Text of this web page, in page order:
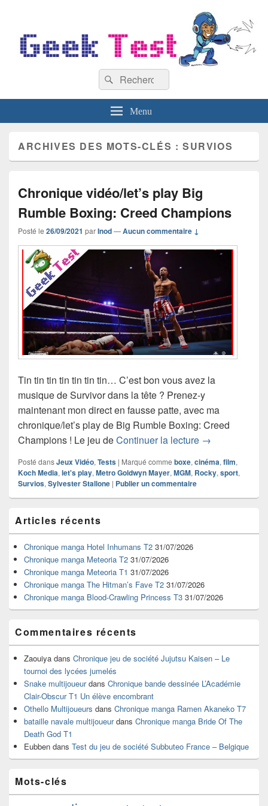
Recherche :
Rechercher
Menu
ARCHIVES DES MOTS-CLÉS :SURVIOS
Chronique vidéo/let’s play Big
Rumble Boxing: Creed Champions
Posté le 26/09/2021 parInod—Aucun commentaire ↓
Tin tin tin tin tin tin tin… C’est bon vous avez la
musique de Survivor dans la tête ? Prenez-y
maintenant mon direct en fausse patte, avec ma
chronique/let’s play de Big Rumble Boxing: Creed
Champions ! Le jeu deContinuer la lecture Chronique
→
Posté dansJeux Vidéo, Tests | Marqué comme boxe, cinéma, film,
Koch Media, let's play, Metro Goldwyn Mayer, MGM, Rocky, sport,
Survios, Sylvester Stallone | Publier un commentaire
principale
de
widget
pour
barre
latérale
Articles récents
Chronique manga Hotel Inhumans T2 31/07/2026
Chronique manga Meteoria T2 31/07/2026
Chronique manga Meteoria T1 31/07/2026
Chronique manga The Hitman’s Fave T2 31/07/2026
Chronique manga Blood-Crawling Princess T3 31/07/2026
Commentaires récents
Zaouiya dans Chronique jeu de société Jujutsu Kaisen – Le
tournoi des lycées jumelés
Snake multijoueurdans Chronique bande dessinée L’Académie
Clair-Obscur T1 Un élève encombrant
Othello Multijoueurs dans Chronique manga Ramen Akaneko T7
bataille navale multijoueurdans Chronique manga Bride Of The
Death God T1
Eubben dans Test du jeu de société Subbuteo France – Belgique
Mots-clés